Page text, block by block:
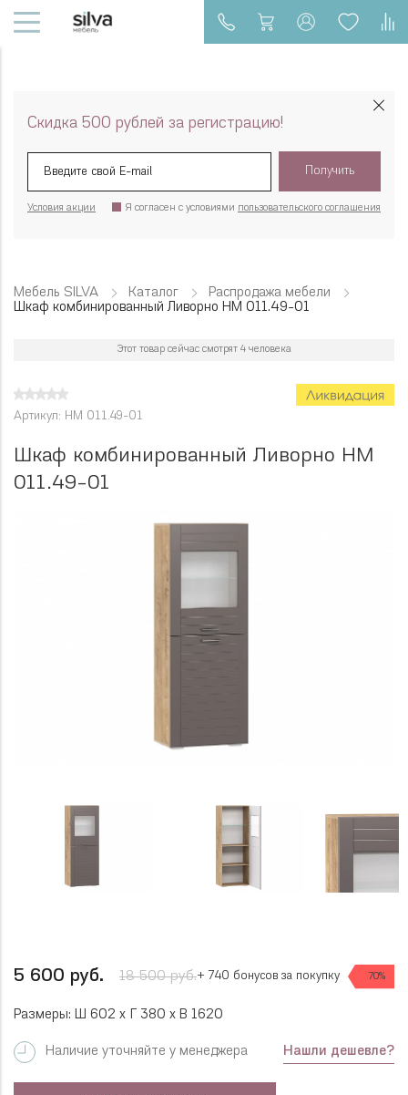
Скидка 500 рублей за регистрацию!
Получить
Я согласен с условиями пользовательского соглашения
Условия акции
Мебель SILVA Каталог
Распродажа мебели
Шкаф комбинированный Ливорно НМ 011.49-01
Артикул: НМ 011.49-01
Этот товар сейчас смотрят 4 человека
Шкаф комбинированный Ливорно НМ
011.49-01
5 600 руб. 18 500 руб. 70%
+ 740 бонусов за покупку
Размеры: Ш 602 x Г 380 x В 1620
Наличие уточняйте у менеджера Нашли дешевле?